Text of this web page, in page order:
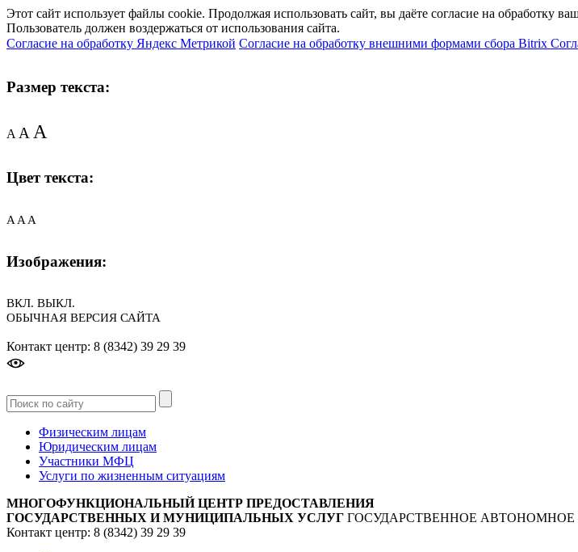
Этот сайт использует файлы cookie. Продолжая использовать сайт, вы даёте согласие на обработку
Пользователь должен воздержаться от использования сайта.
Согласие на обработку Яндекс Метрикой Согласие на обработку внешними формами сбора Bitrix
Размер текста:
AAA
Цвет текста:
A A A
Изображения:
ВКЛ. ВЫКЛ.
ОБЫЧНАЯ ВЕРСИЯ САЙТА
Контакт центр: 8 (8342) 39 29 39
Физическим лицам
Юридическим лицам
Участники МФЦ
Услуги по жизненным ситуациям
МНОГОФУНКЦИОНАЛЬНЫЙ ЦЕНТР ПРЕДОСТАВЛЕНИЯ
ГОСУДАРСТВЕННЫХ И МУНИЦИПАЛЬНЫХ УСЛУГ ГОСУДАРСТВЕННОЕ
Контакт центр: 8 (8342) 39 29 39